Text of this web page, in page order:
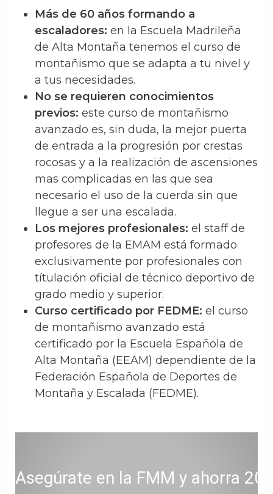
Más de 60 años formando a
escaladores: en la Escuela Madrileña
de Alta Montaña tenemos el curso de
montañismo que se adapta a tu nivel y
a tus necesidades.
No se requieren conocimientos
previos: este curso de montañismo
avanzado es, sin duda, la mejor puerta
de entrada a la progresión por crestas
rocosas y a la realización de ascensiones
mas complicadas en las que sea
necesario el uso de la cuerda sin que
llegue a ser una escalada.
Los mejores profesionales: el staff de
profesores de la EMAM está formado
exclusivamente por profesionales con
títulación oficial de técnico deportivo de
grado medio y superior.
Curso certificado por FEDME: el curso
de montañismo avanzado está
certificado por la Escuela Española de
Alta Montaña (EEAM) dependiente de la
Federación Española de Deportes de
Montaña y Escalada (FEDME).
Asegúrate en la FMM y ahorra